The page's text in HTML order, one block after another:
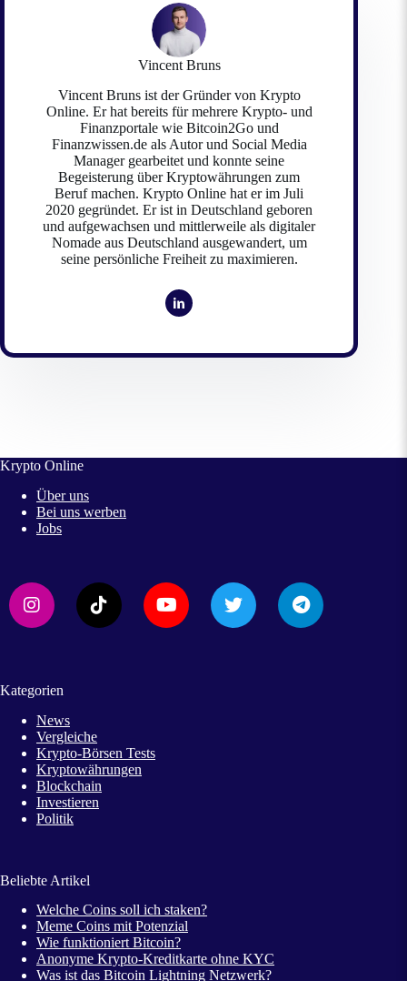
Vincent Bruns
Vincent Bruns ist der Gründer von Krypto
Online. Er hat bereits für mehrere Krypto- und
Finanzportale wie Bitcoin2Go und
Finanzwissen.de als Autor und Social Media
Manager gearbeitet und konnte seine
Begeisterung über Kryptowährungen zum
Beruf machen. Krypto Online hat er im Juli
2020 gegründet. Er ist in Deutschland geboren
und aufgewachsen und mittlerweile als digitaler
Nomade aus Deutschland ausgewandert, um
seine persönliche Freiheit zu maximieren.
Krypto Online
Über uns
Bei uns werben
Jobs
Kategorien
News
Vergleiche
Krypto-Börsen Tests
Kryptowährungen
Blockchain
Investieren
Politik
Beliebte Artikel
Welche Coins soll ich staken?
Meme Coins mit Potenzial
Wie funktioniert Bitcoin?
Anonyme Krypto-Kreditkarte ohne KYC
Was ist das Bitcoin Lightning Netzwerk?